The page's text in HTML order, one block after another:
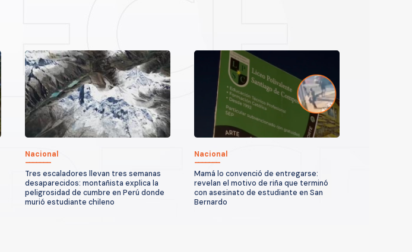
Nacional
Tres escaladores llevan tres semanas
desaparecidos: montañista explica la
peligrosidad de cumbre en Perú donde
murió estudiante chileno
Nacional
Mamá lo convenció de entregarse:
revelan el motivo de riña que terminó
con asesinato de estudiante en San
Bernardo